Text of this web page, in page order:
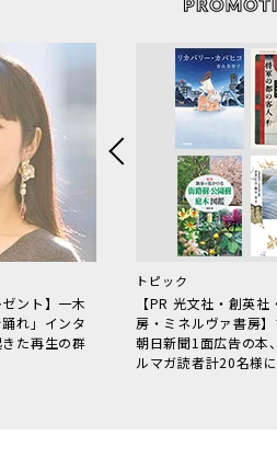
ント】一木
れ」インタ
た再生の群
トピック
【PR 光文社・創英
房・ミネルヴァ書房
朝日新聞1面広告の本
ルマガ読者計20名様に